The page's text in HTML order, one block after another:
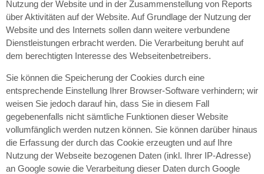
Nutzung der Website und in der Zusammenstellung von Reports
über Aktivitäten auf der Website. Auf Grundlage der Nutzung der
Website und des Internets sollen dann weitere verbundene
Dienstleistungen erbracht werden. Die Verarbeitung beruht auf
dem berechtigten Interesse des Webseitenbetreibers.
Sie können die Speicherung der Cookies durch eine
entsprechende Einstellung Ihrer Browser-Software verhindern; wir
weisen Sie jedoch darauf hin, dass Sie in diesem Fall
gegebenenfalls nicht sämtliche Funktionen dieser Website
vollumfänglich werden nutzen können. Sie können darüber hinaus
die Erfassung der durch das Cookie erzeugten und auf Ihre
Nutzung der Webseite bezogenen Daten (inkl. Ihrer IP-Adresse)
an Google sowie die Verarbeitung dieser Daten durch Google